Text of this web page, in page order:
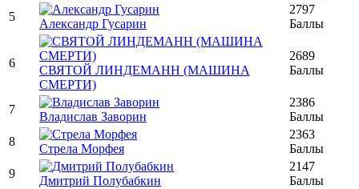
5
Александр Гусарин
2797
Баллы
6
СВЯТОЙ ЛИНДЕМАНН (МАШИНА
СМЕРТИ)
2689
Баллы
7
Владислав Заворин
2386
Баллы
8
Стрела Морфея
2363
Баллы
9
Дмитрий Полубабкин
2147
Баллы